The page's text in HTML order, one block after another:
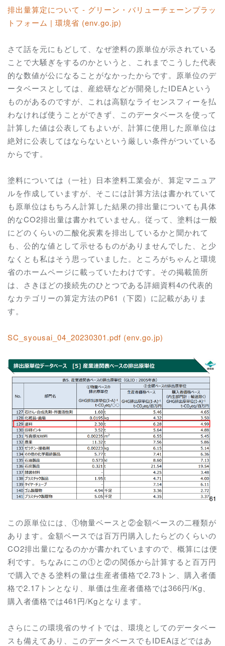
排出量算定について - グリーン・バリューチェーンプラッ
トフォーム | 環境省 (env.go.jp)
さて話を元にもどして、なぜ塗料の原単位が示されている
ことで大騒ぎをするのかというと、これまでこうした代表
的な数値が公になることがなかったからです。原単位のデ
ータベースとしては、産総研などが開発したIDEAという
ものがあるのですが、これは高額なライセンスフィーを払
わなければ使うことができず、このデータベースを使って
計算した値は公表してもよいが、計算に使用した原単位は
絶対に公表してはならないという厳しい条件がついている
からです。
塗料については（一社）日本塗料工業会が、算定マニュア
ルを作成していますが、そこには計算方法は書かれていて
も原単位はもちろん計算した結果の排出量についても具体
的なCO2排出量は書かれていません。従って、塗料は一般
にどのくらいの二酸化炭素を排出しているかと聞かれて
も、公的な値として示せるものがありませんでした、と少
なくとも私はそう思っていました。ところがちゃんと環境
省のホームページに載っていたわけです。その掲載箇所
は、さきほどの接続先のひとつである詳細資料4の代表的
なカテゴリーの算定方法のP61（下図）に記載がありま
す。
SC_syousai_04_20230301.pdf (env.go.jp)
この原単位には、①物量ベースと②金額ベースの二種類が
あります。金額ベースでは百万円購入したらどのくらいの
CO2排出量になるのかが書かれていますので、概算には便
利です。ちなみにこの①と②の関係から計算すると百万円
で購入できる塗料の量は生産者価格で2.73トン、購入者価
格で2.17トンとなり、単価は生産者価格では366円/Kg、
購入者価格では461円/Kgとなります。
さらにこの環境省のサイトでは、環境としてのデータベー
スも備えてあり、このデータベースでもIDEAほどではあ